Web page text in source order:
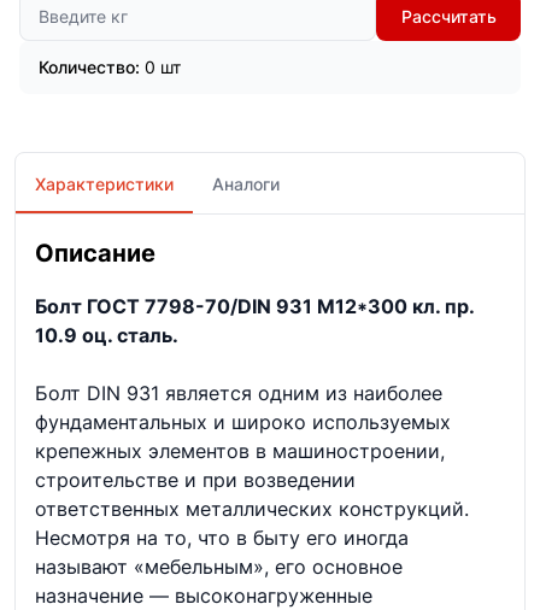
Рассчитать
Количество: 0 шт
Характеристики Аналоги
Описание
Болт ГОСТ 7798-70/DIN 931 М12*300 кл. пр.
10.9 оц. сталь.
Болт DIN 931 является одним из наиболее
фундаментальных и широко используемых
крепежных элементов в машиностроении,
строительстве и при возведении
ответственных металлических конструкций.
Несмотря на то, что в быту его иногда
называют «мебельным», его основное
назначение — высоконагруженные